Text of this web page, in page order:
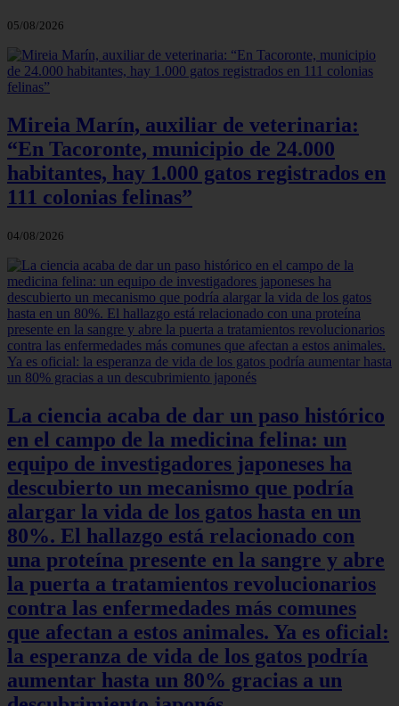
05/08/2026
Mireia Marín, auxiliar de veterinaria:
“En Tacoronte, municipio de 24.000
habitantes, hay 1.000 gatos registrados en
111 colonias felinas”
04/08/2026
La ciencia acaba de dar un paso histórico
en el campo de la medicina felina: un
equipo de investigadores japoneses ha
descubierto un mecanismo que podría
alargar la vida de los gatos hasta en un
80%. El hallazgo está relacionado con
una proteína presente en la sangre y abre
la puerta a tratamientos revolucionarios
contra las enfermedades más comunes
que afectan a estos animales. Ya es oficial:
la esperanza de vida de los gatos podría
aumentar hasta un 80% gracias a un